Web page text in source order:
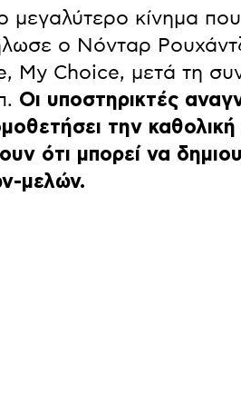
μεγαλύτερο κίνημα
ο Νόνταρ
My Choice, μετά τη
Οι υποστηρικτές
την καθολική
ότι μπορεί να
μελών.